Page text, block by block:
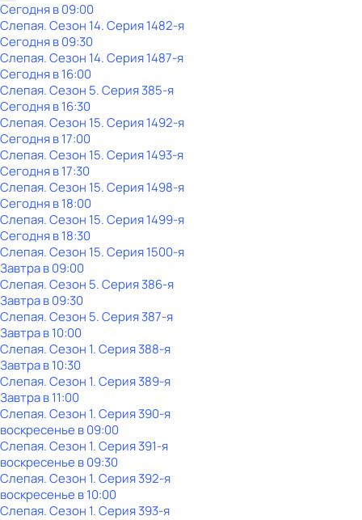
Сегодня в 09:00
Слепая. Сезон 14. Серия 1482-я
Сегодня в 09:30
Слепая. Сезон 14. Серия 1487-я
Сегодня в 16:00
Слепая. Сезон 5. Серия 385-я
Сегодня в 16:30
Слепая. Сезон 15. Серия 1492-я
Сегодня в 17:00
Слепая. Сезон 15. Серия 1493-я
Сегодня в 17:30
Слепая. Сезон 15. Серия 1498-я
Сегодня в 18:00
Слепая. Сезон 15. Серия 1499-я
Сегодня в 18:30
Слепая. Сезон 15. Серия 1500-я
Завтра в 09:00
Слепая. Сезон 5. Серия 386-я
Завтра в 09:30
Слепая. Сезон 5. Серия 387-я
Завтра в 10:00
Слепая. Сезон 1. Серия 388-я
Завтра в 10:30
Слепая. Сезон 1. Серия 389-я
Завтра в 11:00
Слепая. Сезон 1. Серия 390-я
воскресенье в09:00
Слепая. Сезон 1. Серия 391-я
воскресенье в09:30
Слепая. Сезон 1. Серия 392-я
воскресенье в10:00
Слепая. Сезон 1. Серия 393-я